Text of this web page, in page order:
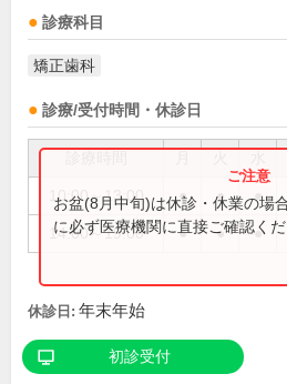
診療科目
矯正歯科
診療/受付時間・休診日
10:00～13:00 ● ● ●
14:00～19:00 ● ● ●
お盆(8月中旬)は休診・休業の場
に必ず医療機関に直接ご確認くだ
休診日: 年末年始
初診受付